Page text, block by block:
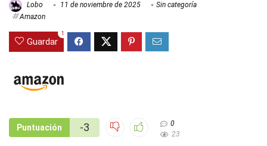
Lobo 11 de noviembre de 2025
Sin categoría
Amazon
Guardar
1
Puntuación -3
0
23